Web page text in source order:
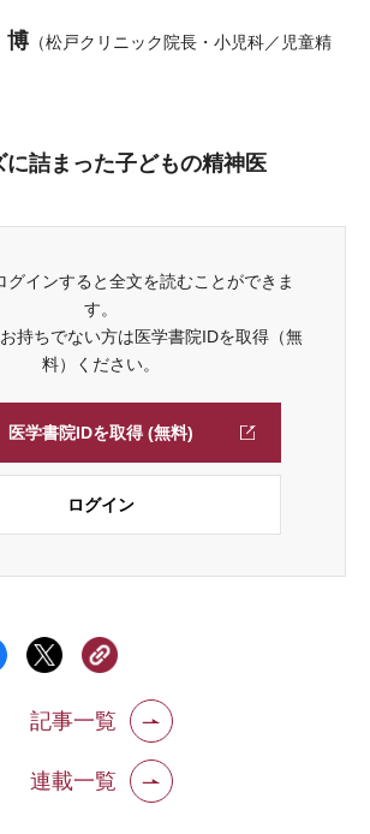
博 （松戸クリニック院長・小児科／児童精
詰まった子どもの精神医
グインすると全文を読むことができま
す。
持ちでない方は医学書院IDを取得（無
料）ください。
医学書院IDを取得 (無料)
ログイン
記事一覧
連載一覧